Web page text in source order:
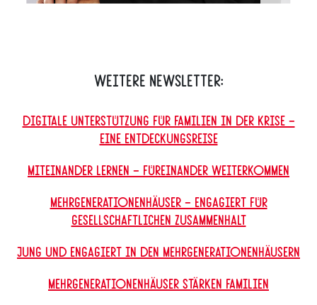
Weitere Newsletter:
Digitale Unterstützung für Familien in der Krise –
Eine Entdeckungsreise
Miteinander lernen – Füreinander weiterkommen
Mehrgenerationenhäuser – engagiert für
gesellschaftlichen Zusammenhalt
Jung und engagiert in den Mehrgenerationenhäusern
Mehrgenerationenhäuser stärken Familien